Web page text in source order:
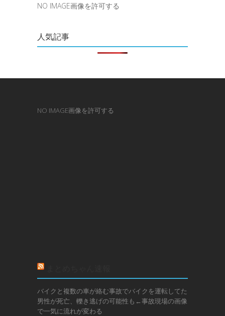
NO IMAGE画像を許可する
人気記事
NO IMAGE画像を許可する
バイクと複数の車が絡む事故でバイクを運転してた
男性が死亡、轢き逃げの可能性も←事故現場の画像
で一気に流れが変わる